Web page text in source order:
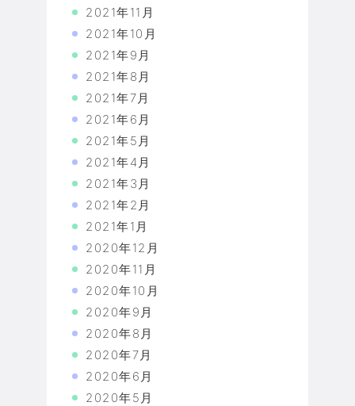
2021年11月
2021年10月
2021年9月
2021年8月
2021年7月
2021年6月
2021年5月
2021年4月
2021年3月
2021年2月
2021年1月
2020年12月
2020年11月
2020年10月
2020年9月
2020年8月
2020年7月
2020年6月
2020年5月